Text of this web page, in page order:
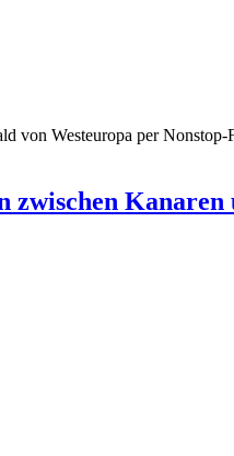
von Westeuropa per
zwischen Kanaren